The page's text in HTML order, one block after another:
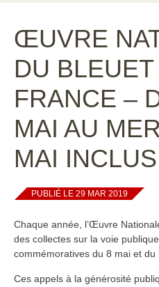
ŒUVRE
DU
FRANCE –
MAI AU
MAI INCLUS
PUBLIÉ LE 29 MAR 2019
Chaque année, l’Œuvre
des collectes sur la voie
commémoratives du 8 mai et du
Ces appels à la générosité